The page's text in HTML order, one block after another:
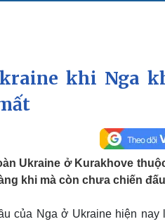
VOV
Thể thao
Lịch thi
Thế giới thể
Hậu trường
khi Nga
Ukraine ở Kurakhove
khi mà còn chưa chiến
của Nga ở Ukraine hiện